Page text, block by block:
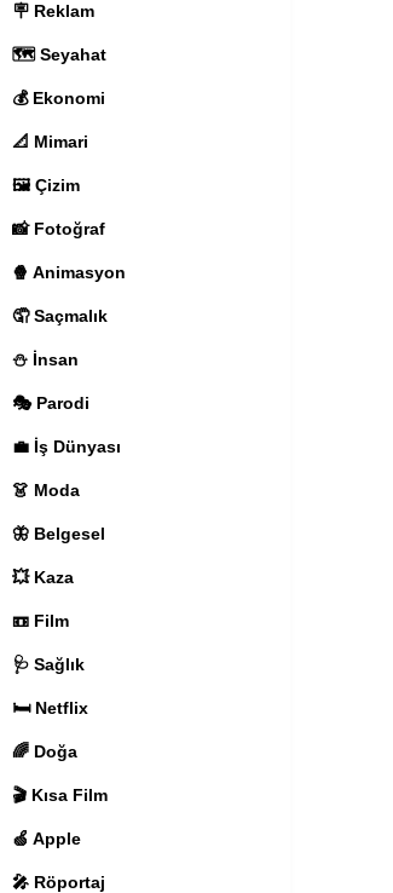
🪧 Reklam
🗺️ Seyahat
💰 Ekonomi
📐 Mimari
🖼️ Çizim
📸 Fotoğraf
🍿 Animasyon
🤦 Saçmalık
⛄️ İnsan
🎭 Parodi
💼 İş Dünyası
👗 Moda
🦋 Belgesel
💥 Kaza
📼 Film
🩺 Sağlık
🛏️ Netflix
🌈 Doğa
🎬 Kısa Film
🍏 Apple
🎤 Röportaj